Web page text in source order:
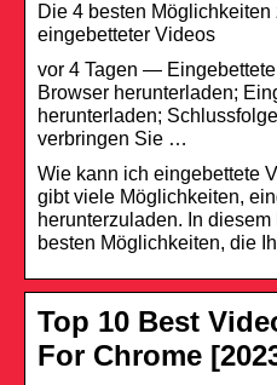
Die 4 besten
eingebetteter Videos
vor 4 Tagen —
Browser herunterladen;
herunterladen;
verbringen Sie …
Wie kann ich eingebettete
gibt viele Möglichkeiten,
herunterzuladen. In
besten Möglichkeiten, die
Top 10 Best
For Chrome